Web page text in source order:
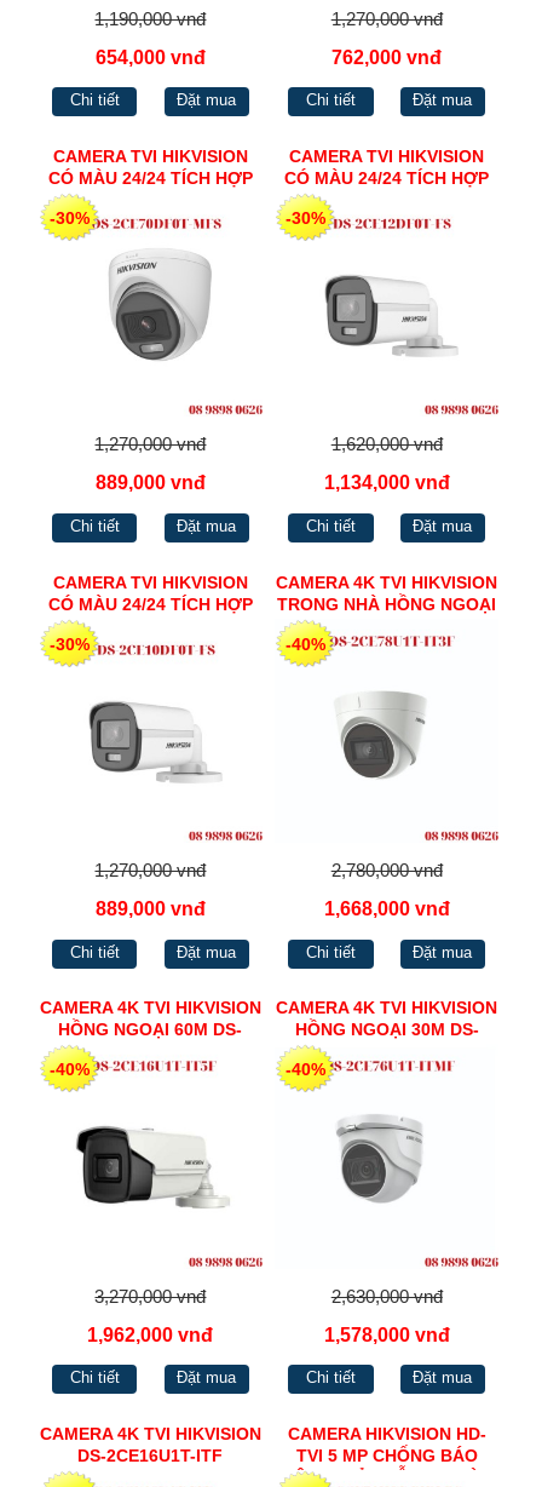
1,190,000 vnđ
654,000 vnđ
Chi tiết Đặt mua
1,270,000 vnđ
762,000 vnđ
Chi tiết Đặt mua
CAMERA TVI HIKVISION
CÓ MÀU 24/24 TÍCH HỢP
MIC 2MP DS-2CE70DF0T-
MFS
-30%
1,270,000 vnđ
889,000 vnđ
Chi tiết Đặt mua
CAMERA TVI HIKVISION
CÓ MÀU 24/24 TÍCH HỢP
MIC 2MP DS-2CE12DF0T-
FS
-30%
1,620,000 vnđ
1,134,000 vnđ
Chi tiết Đặt mua
CAMERA TVI HIKVISION
CÓ MÀU 24/24 TÍCH HỢP
MIC 2MP DS-2CE10DF0T-
FS
-30%
1,270,000 vnđ
889,000 vnđ
Chi tiết Đặt mua
CAMERA 4K TVI HIKVISION
TRONG NHÀ HỒNG NGOẠI
60M DS-2CE78U1T-IT3F
-40%
2,780,000 vnđ
1,668,000 vnđ
Chi tiết Đặt mua
CAMERA 4K TVI HIKVISION
HỒNG NGOẠI 60M DS-
2CE16U1T-IT5F
-40%
3,270,000 vnđ
1,962,000 vnđ
Chi tiết Đặt mua
CAMERA 4K TVI HIKVISION
HỒNG NGOẠI 30M DS-
2CE76U1T-ITMF
-40%
2,630,000 vnđ
1,578,000 vnđ
Chi tiết Đặt mua
CAMERA 4K TVI HIKVISION
DS-2CE16U1T-ITF
CAMERA HIKVISION HD-
TVI 5 MP CHỐNG BÁO
ĐỘNG GIẢ - HỖ TRỢ ĐÈN